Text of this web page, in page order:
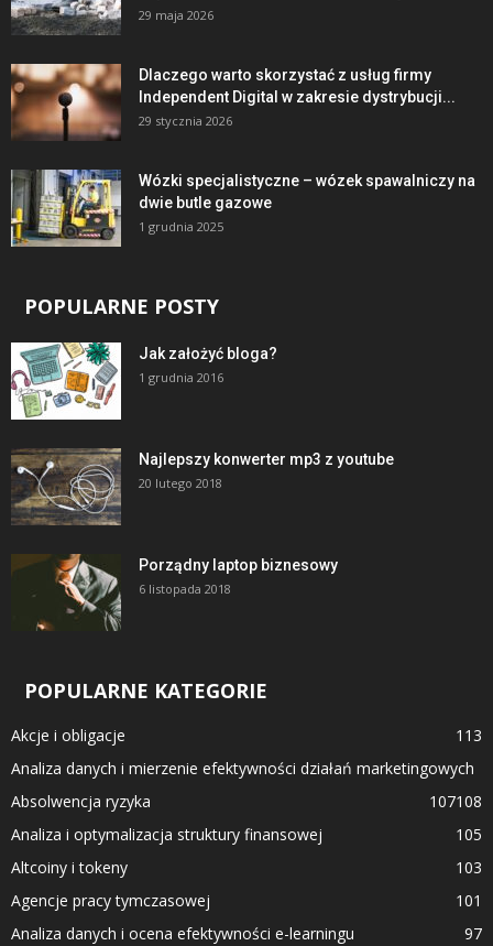
29 maja 2026
Dlaczego warto skorzystać z usług firmy
Independent Digital w zakresie dystrybucji...
29 stycznia 2026
Wózki specjalistyczne – wózek spawalniczy na
dwie butle gazowe
1 grudnia 2025
POPULARNE POSTY
Jak założyć bloga?
1 grudnia 2016
Najlepszy konwerter mp3 z youtube
20 lutego 2018
Porządny laptop biznesowy
6 listopada 2018
POPULARNE KATEGORIE
Akcje i obligacje
113
Analiza danych i mierzenie efektywności działań marketingowych
108
Absolwencja ryzyka
107
Analiza i optymalizacja struktury finansowej
105
Altcoiny i tokeny
103
Agencje pracy tymczasowej
101
Analiza danych i ocena efektywności e-learningu
97